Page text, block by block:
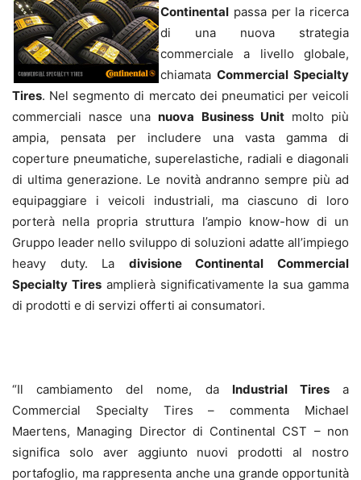
Continental passa per la ricerca
di una nuova strategia
commerciale a livello globale,
chiamata Commercial Specialty
Tires. Nel segmento di mercato dei pneumatici per veicoli
commerciali nasce unanuova Business Unitmolto più
ampia, pensata per includere una vasta gamma di
coperture pneumatiche, superelastiche, radiali e diagonali
di ultima generazione. Le novità andranno sempre più ad
equipaggiare i veicoli industriali, ma ciascuno di loro
porterà nella propria struttura l’ampio know-how di un
Gruppo leader nello sviluppo di soluzioni adatte all’impiego
heavy duty. La divisione Continental Commercial
Specialty Tiresamplierà significativamente la sua gamma
di prodotti e di servizi offerti ai consumatori.
“Il cambiamento del nome, da Industrial Tiresa
Commercial Specialty Tires – commenta Michael
Maertens, Managing Director di Continental CST – non
significa solo aver aggiunto nuovi prodotti al nostro
portafoglio, ma rappresenta anche una grande opportunità